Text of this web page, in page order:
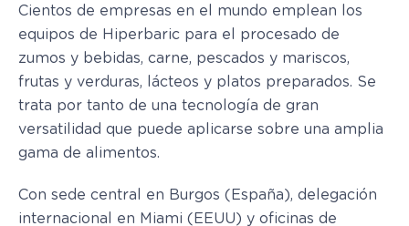
Cientos de empresas en el mundo emplean los
equipos de Hiperbaric para el procesado de
zumos y bebidas, carne, pescados y mariscos,
frutas y verduras, lácteos y platos preparados. Se
trata por tanto de una tecnología de gran
versatilidad que puede aplicarse sobre una amplia
gama de alimentos.
Con sede central en Burgos (España), delegación
internacional en Miami (EEUU) y oficinas de